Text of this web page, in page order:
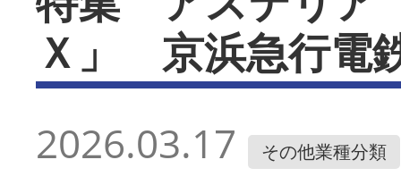
Ｘ」 京浜急行電
2026.03.17 その他業種分類